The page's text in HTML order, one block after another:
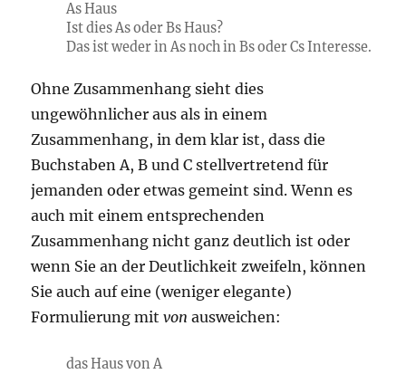
As Haus
Ist dies As oder Bs Haus?
Das ist weder in As noch in Bs oder Cs Interesse.
Ohne Zusammenhang sieht dies
ungewöhnlicher aus als in einem
Zusammenhang, in dem klar ist, dass die
Buchstaben A, B und C stellvertretend für
jemanden oder etwas gemeint sind. Wenn es
auch mit einem entsprechenden
Zusammenhang nicht ganz deutlich ist oder
wenn Sie an der Deutlichkeit zweifeln, können
Sie auch auf eine (weniger elegante)
Formulierung mitvon ausweichen:
das Haus von A